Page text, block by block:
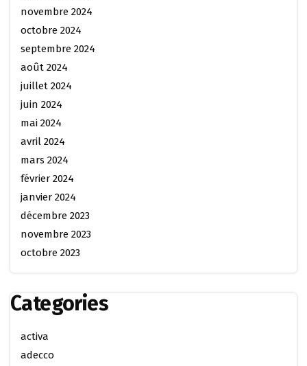
novembre 2024
octobre 2024
septembre 2024
août 2024
juillet 2024
juin 2024
mai 2024
avril 2024
mars 2024
février 2024
janvier 2024
décembre 2023
novembre 2023
octobre 2023
Categories
activa
adecco